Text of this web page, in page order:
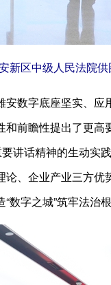
新区中级人民法院供
字底座坚实、应
前瞻性提出了更
讲话精神的生动实
、企业产业三方
字之城”筑牢法治根